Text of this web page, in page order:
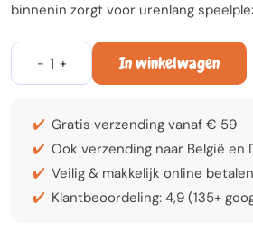
binnenin zorgt voor urenlang
- + In winkelwagen
Gratis verzending vanaf € 59
Ook verzending naar België en
Veilig & makkelijk online betalen
Klantbeoordeling: 4,9 (135+